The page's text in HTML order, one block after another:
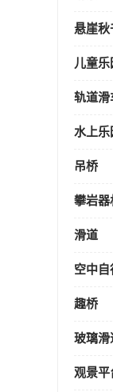
悬崖秋
儿童
轨道滑
水上乐
吊桥
攀岩器
滑道
空中自
趣桥
玻璃滑
观景平